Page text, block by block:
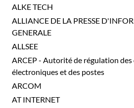
ALKE TECH
ALLIANCE DE LA PRESSE
GENERALE
ALLSEE
ARCEP - Autorité de régulation
électroniques et des postes
ARCOM
AT INTERNET